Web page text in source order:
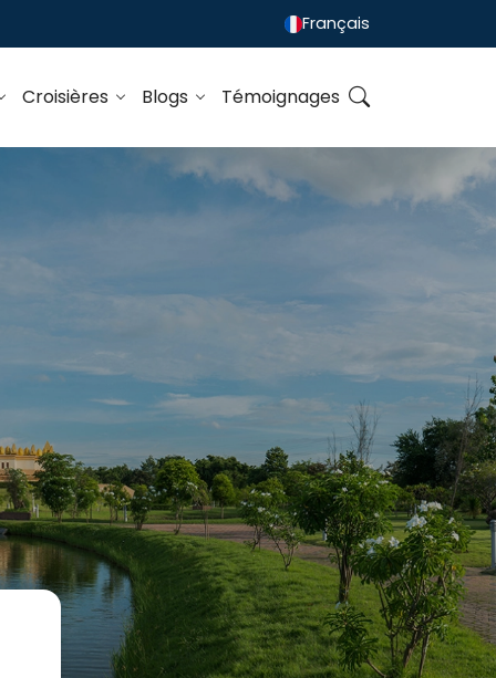
Français
Croisières Blogs Témoignages